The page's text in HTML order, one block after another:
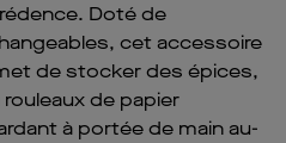
Doté de
cet accessoire
de stocker des épices,
de papier
à portée de main au-